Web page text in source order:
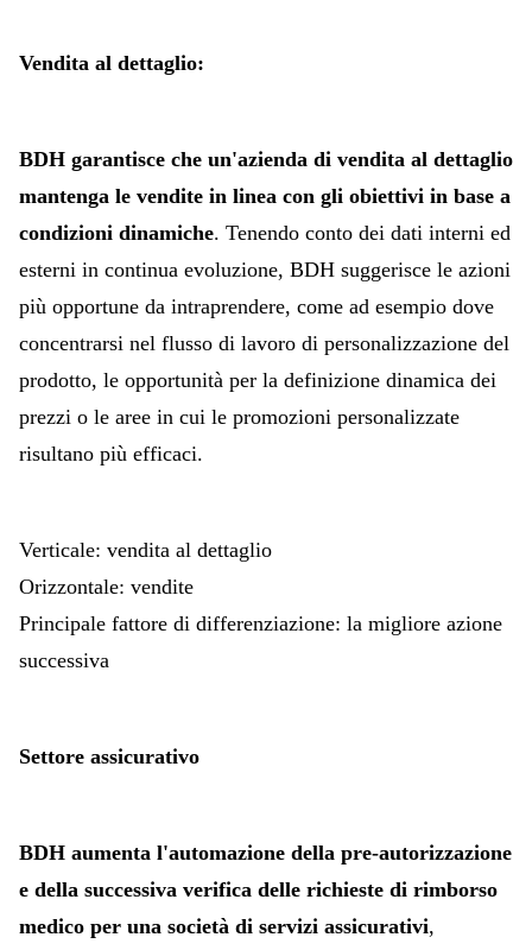
Vendita al dettaglio:
BDH garantisce che un'azienda di vendita al dettaglio
mantenga le vendite in linea con gli obiettivi in ​​base a
condizioni dinamiche. Tenendo conto dei dati interni ed
esterni in continua evoluzione, BDH suggerisce le azioni
più opportune da intraprendere, come ad esempio dove
concentrarsi nel flusso di lavoro di personalizzazione del
prodotto, le opportunità per la definizione dinamica dei
prezzi o le aree in cui le promozioni personalizzate
risultano più efficaci.
Verticale: vendita al dettaglio
Orizzontale: vendite
Principale fattore di differenziazione: la migliore azione
successiva
Settore assicurativo
BDH aumenta l'automazione della pre-autorizzazione
e della successiva verifica delle richieste di rimborso
medico per una società di servizi assicurativi,